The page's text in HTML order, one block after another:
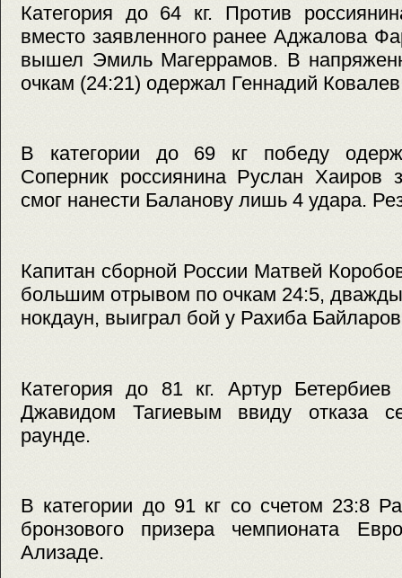
Категория до 64 кг. Против
вместо заявленного ранее Аджалова
вышел Эмиль Магеррамов. В
очкам (24:21) одержал Геннадий
В категории до 69 кг победу
Соперник россиянина Руслан Хаиров
смог нанести Баланову лишь 4 удара.
Капитан сборной России Матвей
большим отрывом по очкам 24:5, дважды
нокдаун, выиграл бой у Рахиба
Категория до 81 кг. Артур
Джавидом Тагиевым ввиду отказа
раунде.
В категории до 91 кг со счетом 23:8
бронзового призера чемпионата
Ализаде.